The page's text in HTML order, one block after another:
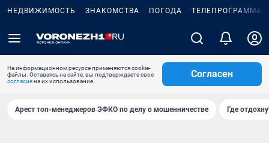
НЕДВИЖИМОСТЬ ЗНАКОМСТВА ПОГОДА ТЕЛЕПРОГРАММА
На информационном ресурсе применяются cookie-
файлы. Оставаясь на сайте, вы подтверждаете свое
согласиена их использование.
Согласен
Арест топ-менеджеров ЭФКО по делу о мошенничестве Где